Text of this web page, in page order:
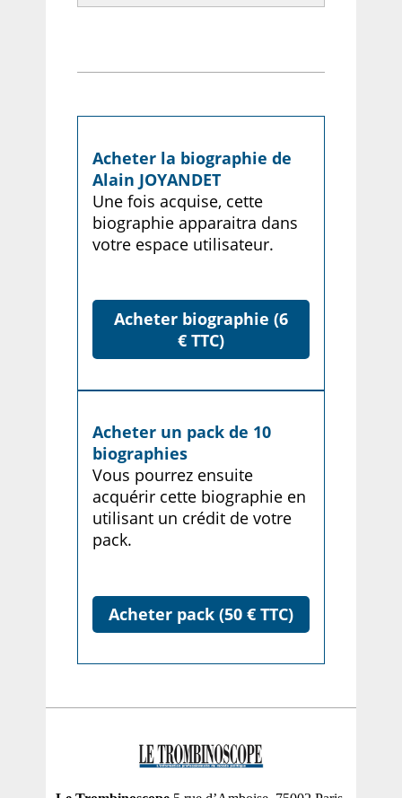
Acheter la biographie de
Alain JOYANDET
Une fois acquise, cette
biographie apparaitra dans
votre espace utilisateur.
Acheter biographie (6
€ TTC)
Acheter un pack de 10
biographies
Vous pourrez ensuite
acquérir cette biographie en
utilisant un crédit de votre
pack.
Acheter pack (50 € TTC)